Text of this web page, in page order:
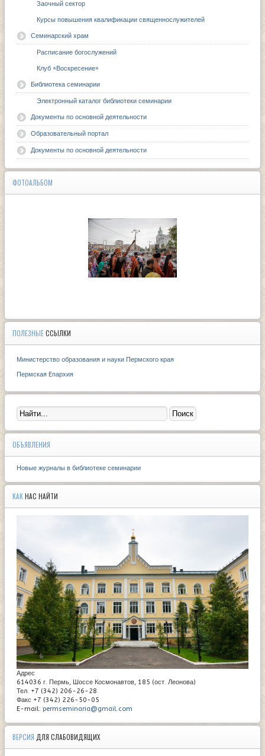
Заочный сектор
Курсы повышения квалификации священнослужителей
Семинарский храм
Расписание богослужений
Клуб «Воскресение»
Библиотека семинарии
Электронный каталог библиотеки семинарии
Документы по основной деятельности
Образовательный портал
Документы по основной деятельности
ФОТОАЛЬБОМ
ПОЛЕЗНЫЕССЫЛКИ
Министерство образования и науки Пермского края
Пермская Eпархия
ОБЪЯВЛЕНИЯ
Новые журналы в библиотеке семинарии
КАКНАС НАЙТИ
Адрес
614036 г. Пермь, Шоссе Космонавтов, 185 (ост. Леонова)
Тел. +7 (342) 206-26-28
Факс +7 (342) 226-50-05
E-mail: permseminaria@gmail.com
ВЕРСИЯ ДЛЯ СЛАБОВИДЯЩИХ